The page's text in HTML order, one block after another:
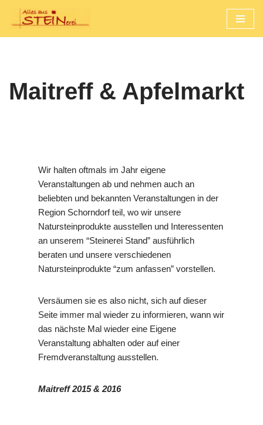
Zum
Maitreff & Apfelmarkt
Wir halten oftmals im Jahr eigene
Veranstaltungen ab und nehmen auch an
beliebten und bekannten Veranstaltungen in der
Region Schorndorf teil, wo wir unsere
Natursteinprodukte ausstellen und Interessenten
an unserem “Steinerei Stand” ausführlich
beraten und unsere verschiedenen
Natursteinprodukte “zum anfassen” vorstellen.
Versäumen sie es also nicht, sich auf dieser
Seite immer mal wieder zu informieren, wann wir
das nächste Mal wieder eine Eigene
Veranstaltung abhalten oder auf einer
Fremdveranstaltung ausstellen.
Maitreff 2015 & 2016